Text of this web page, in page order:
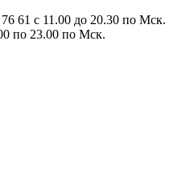
61 c 11.00 до 20.30 по Мcк.
по 23.00 по Мcк.